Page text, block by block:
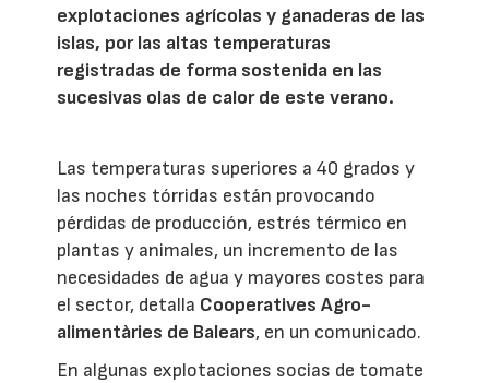
explotaciones agrícolas y ganaderas de las
islas, por las altas temperaturas
registradas de forma sostenida en las
sucesivas olas de calor de este verano.
Las temperaturas superiores a 40 grados y
las noches tórridas están provocando
pérdidas de producción, estrés térmico en
plantas y animales, un incremento de las
necesidades de agua y mayores costes para
el sector, detalla Cooperatives Agro-
alimentàries de Balears, en un comunicado.
En algunas explotaciones socias de tomate